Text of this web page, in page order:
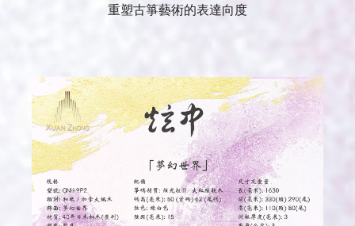
重塑古箏藝術的表達向度